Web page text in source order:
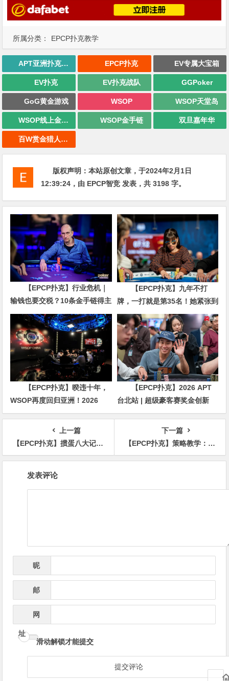
所属分类： EPCP扑克教学
APT亚洲扑克巡回赛 EPCP扑克 EV专属大宝箱
EV扑克 EV扑克战队 GGPoker
GoG黄金游戏 WSOP WSOP天堂岛
WSOP线上金手链 WSOP金手链 双旦嘉年华
百W赏金猎人大奖赛
版权声明：本站原创文章，于2024年2月1日
12:39:24 ，由 EPCP智竞 发表，共 3198 字。
【EPCP扑克】行业危机｜
输钱也要交税？10条金手链得主
直言“扛不住”，主动砍掉四分之
三比赛
【EPCP扑克】九年不打
牌，一打就是第35名！她紧张到
脚悬空，但全世界以为她很淡定
【EPCP扑克】暌违十年，
WSOP再度回归亚洲！2026
APL济州站6月19-28日盛大登
【EPCP扑克】2026 APT
台北站 | 超级豪客赛奖金创新
高，美国选手Ethan
“Rampage” Yau领跑全场！
上一篇
【EPCP扑克】掼蛋八大记牌方法，想打好掼蛋的必备技巧！
下一篇
【EPCP扑克】策略教学：这几种情况下不用考虑太多，冲就完事了！
发表评论
昵
邮
网
址
滑动解锁才能提交